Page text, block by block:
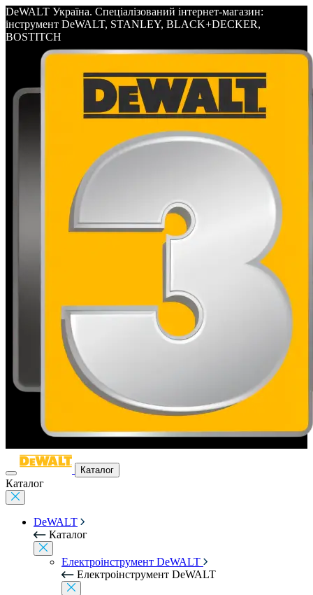
DeWALT Україна. Спеціалізований інтернет-магазин:
інструмент DeWALT, STANLEY, BLACK+DECKER,
BOSTITCH
Каталог
Каталог
DeWALT
Каталог
Електроінструмент DeWALT
Електроінструмент DeWALT